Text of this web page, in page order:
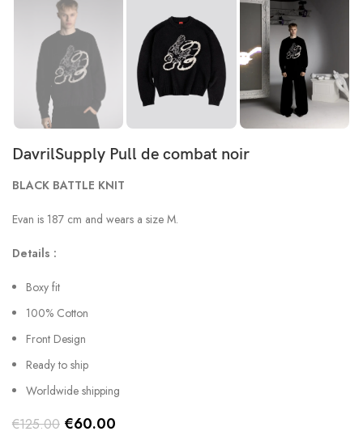
DavrilSupply Pull de combat noir
BLACK BATTLE KNIT
Evan is 187 cm and wears a size M.
Details :
Boxy fit
100% Cotton
Front Design
Ready to ship
Worldwide shipping
€125.00 Original
€60.00